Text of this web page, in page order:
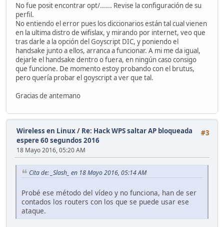
No fue posit encontrar opt/...... Revise la configuración de su
perfil.
No entiendo el error pues los diccionarios están tal cual vienen
en la ultima distro de wifislax, y mirando por internet, veo que
tras darle a la opción del Goyscript DIC, y poniendo el
handsake junto a ellos, arranca a funcionar. A mi me da igual,
dejarle el handsake dentro o fuera, en ningún caso consigo
que funcione. De momento estoy probando con el brutus,
pero quería probar el goyscript a ver que tal.
Gracias de antemano
#3
Wireless en Linux/ Re: Hack WPS saltar AP bloqueada
espere 60 segundos 2016
18 Mayo 2016, 05:20 AM
Cita de: _Slash_ en 18 Mayo 2016, 05:14 AM
Probé ese método del vídeo y no funciona, han de ser
contados los routers con los que se puede usar ese
ataque.